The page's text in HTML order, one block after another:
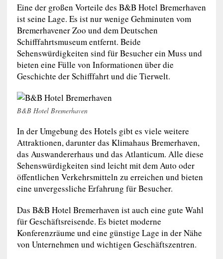
Eine der großen Vorteile des B&B Hotel Bremerhaven
ist seine Lage. Es ist nur wenige Gehminuten vom
Bremerhavener Zoo und dem Deutschen
Schifffahrtsmuseum entfernt. Beide
Sehenswürdigkeiten sind für Besucher ein Muss und
bieten eine Fülle von Informationen über die
Geschichte der Schifffahrt und die Tierwelt.
B&B Hotel Bremerhaven
In der Umgebung des Hotels gibt es viele weitere
Attraktionen, darunter das Klimahaus Bremerhaven,
das Auswandererhaus und das Atlanticum. Alle diese
Sehenswürdigkeiten sind leicht mit dem Auto oder
öffentlichen Verkehrsmitteln zu erreichen und bieten
eine unvergessliche Erfahrung für Besucher.
Das B&B Hotel Bremerhaven ist auch eine gute Wahl
für Geschäftsreisende. Es bietet moderne
Konferenzräume und eine günstige Lage in der Nähe
von Unternehmen und wichtigen Geschäftszentren.